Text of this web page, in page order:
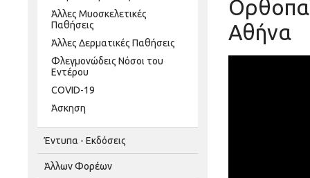
Άλλες Μυοσκελετικές
Παθήσεις
Άλλες Δερματικές Παθήσεις
Φλεγμονώδεις Νόσοι του
Εντέρου
COVID-19
Άσκηση
Έντυπα - Εκδόσεις
Άλλων Φορέων
Αθήνα